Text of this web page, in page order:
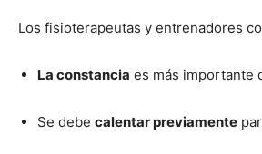
Los fisioterapeutas y entrenadores
La constancia es más importante
Se debe calentar previamente